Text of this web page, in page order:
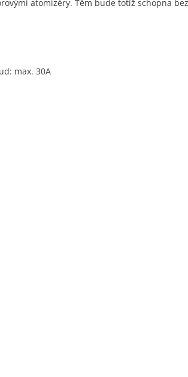
atomizéry. Těm bude totiž schopna
max. 30A